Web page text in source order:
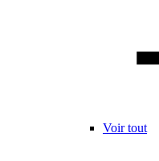
Voir tout